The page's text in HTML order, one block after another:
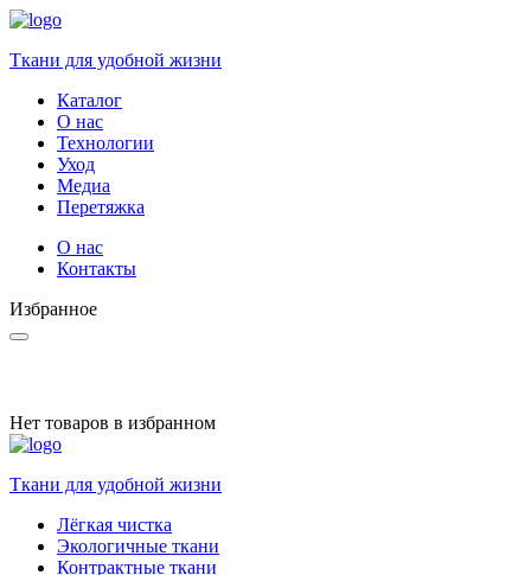
Ткани для удобной жизни
Каталог
О нас
Технологии
Уход
Медиа
Перетяжка
О нас
Контакты
Избранное
Нет товаров в избранном
Ткани для удобной жизни
Лёгкая чистка
Экологичные ткани
Контрактные ткани